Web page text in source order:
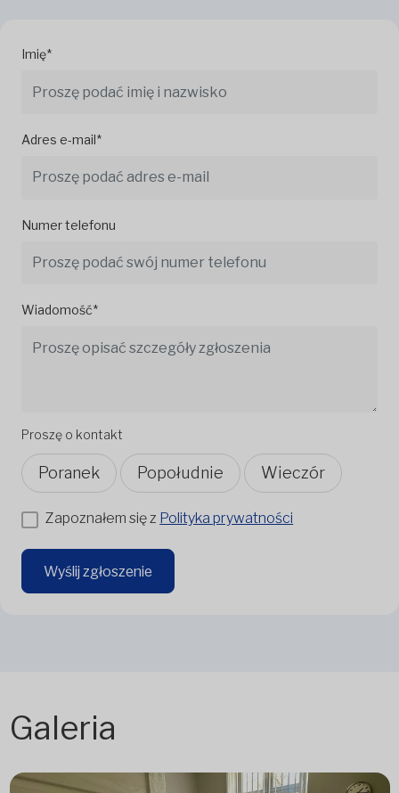
Imię*
Adres e-mail*
Numer telefonu
Wiadomość*
Proszę o kontakt
Poranek Popołudnie Wieczór
Zapoznałem się z Polityka prywatności
Wyślij zgłoszenie
Galeria